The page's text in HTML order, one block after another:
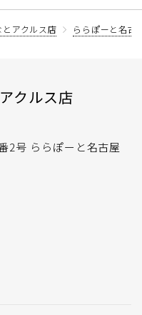
アクルス店 ららぽーと名古
クルス店
2号 ららぽーと名古屋